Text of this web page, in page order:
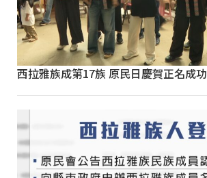
西拉雅族成第17族 原民日慶賀正名成功